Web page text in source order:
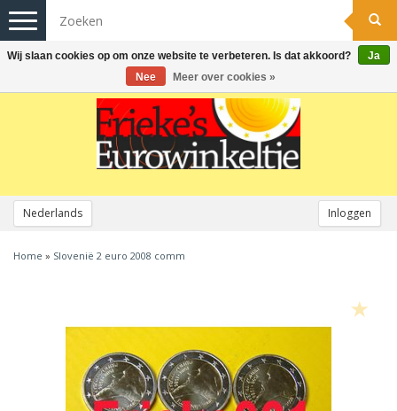
Nederlands Inloggen
Toggle
navigation
Home » Slovenië 2 euro 2008 comm
Wij slaan cookies op om onze website te verbeteren. Is dat akkoord?
Ja
Nee
Meer over cookies »